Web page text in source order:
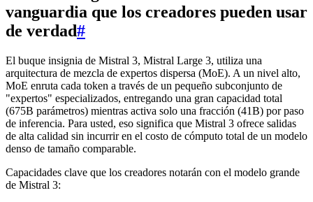
vanguardia que los creadores pueden usar
de verdad#
El buque insignia de Mistral 3, Mistral Large 3, utiliza una
arquitectura de mezcla de expertos dispersa (MoE). A un nivel alto,
MoE enruta cada token a través de un pequeño subconjunto de
"expertos" especializados, entregando una gran capacidad total
(675B parámetros) mientras activa solo una fracción (41B) por paso
de inferencia. Para usted, eso significa que Mistral 3 ofrece salidas
de alta calidad sin incurrir en el costo de cómputo total de un modelo
denso de tamaño comparable.
Capacidades clave que los creadores notarán con el modelo grande
de Mistral 3: